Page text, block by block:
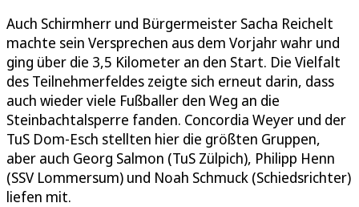
Auch Schirmherr und Bürgermeister Sacha Reichelt
machte sein Versprechen aus dem Vorjahr wahr und
ging über die 3,5 Kilometer an den Start. Die Vielfalt
des Teilnehmerfeldes zeigte sich erneut darin, dass
auch wieder viele Fußballer den Weg an die
Steinbachtalsperre fanden. Concordia Weyer und der
TuS Dom-Esch stellten hier die größten Gruppen,
aber auch Georg Salmon (TuS Zülpich), Philipp Henn
(SSV Lommersum) und Noah Schmuck (Schiedsrichter)
liefen mit.